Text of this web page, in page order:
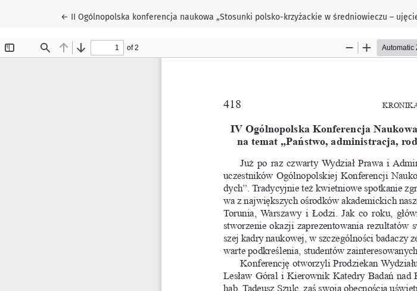
← Wróć do szczegółów artykułu
II Ogólnopolska konferencja naukowa „Stosunki polsko-krzyżackie w średniowieczu –